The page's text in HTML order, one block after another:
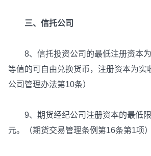
三、信托公司
8、信托投资公司的最低注册资本为
等值的可自由兑换货币，注册资本为实
公司管理办法第10条）
9、期货经纪公司注册资本的最低限
元。（期货交易管理条例第16条第1项）